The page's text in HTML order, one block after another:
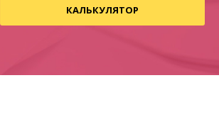
КАЛЬКУЛЯТОР